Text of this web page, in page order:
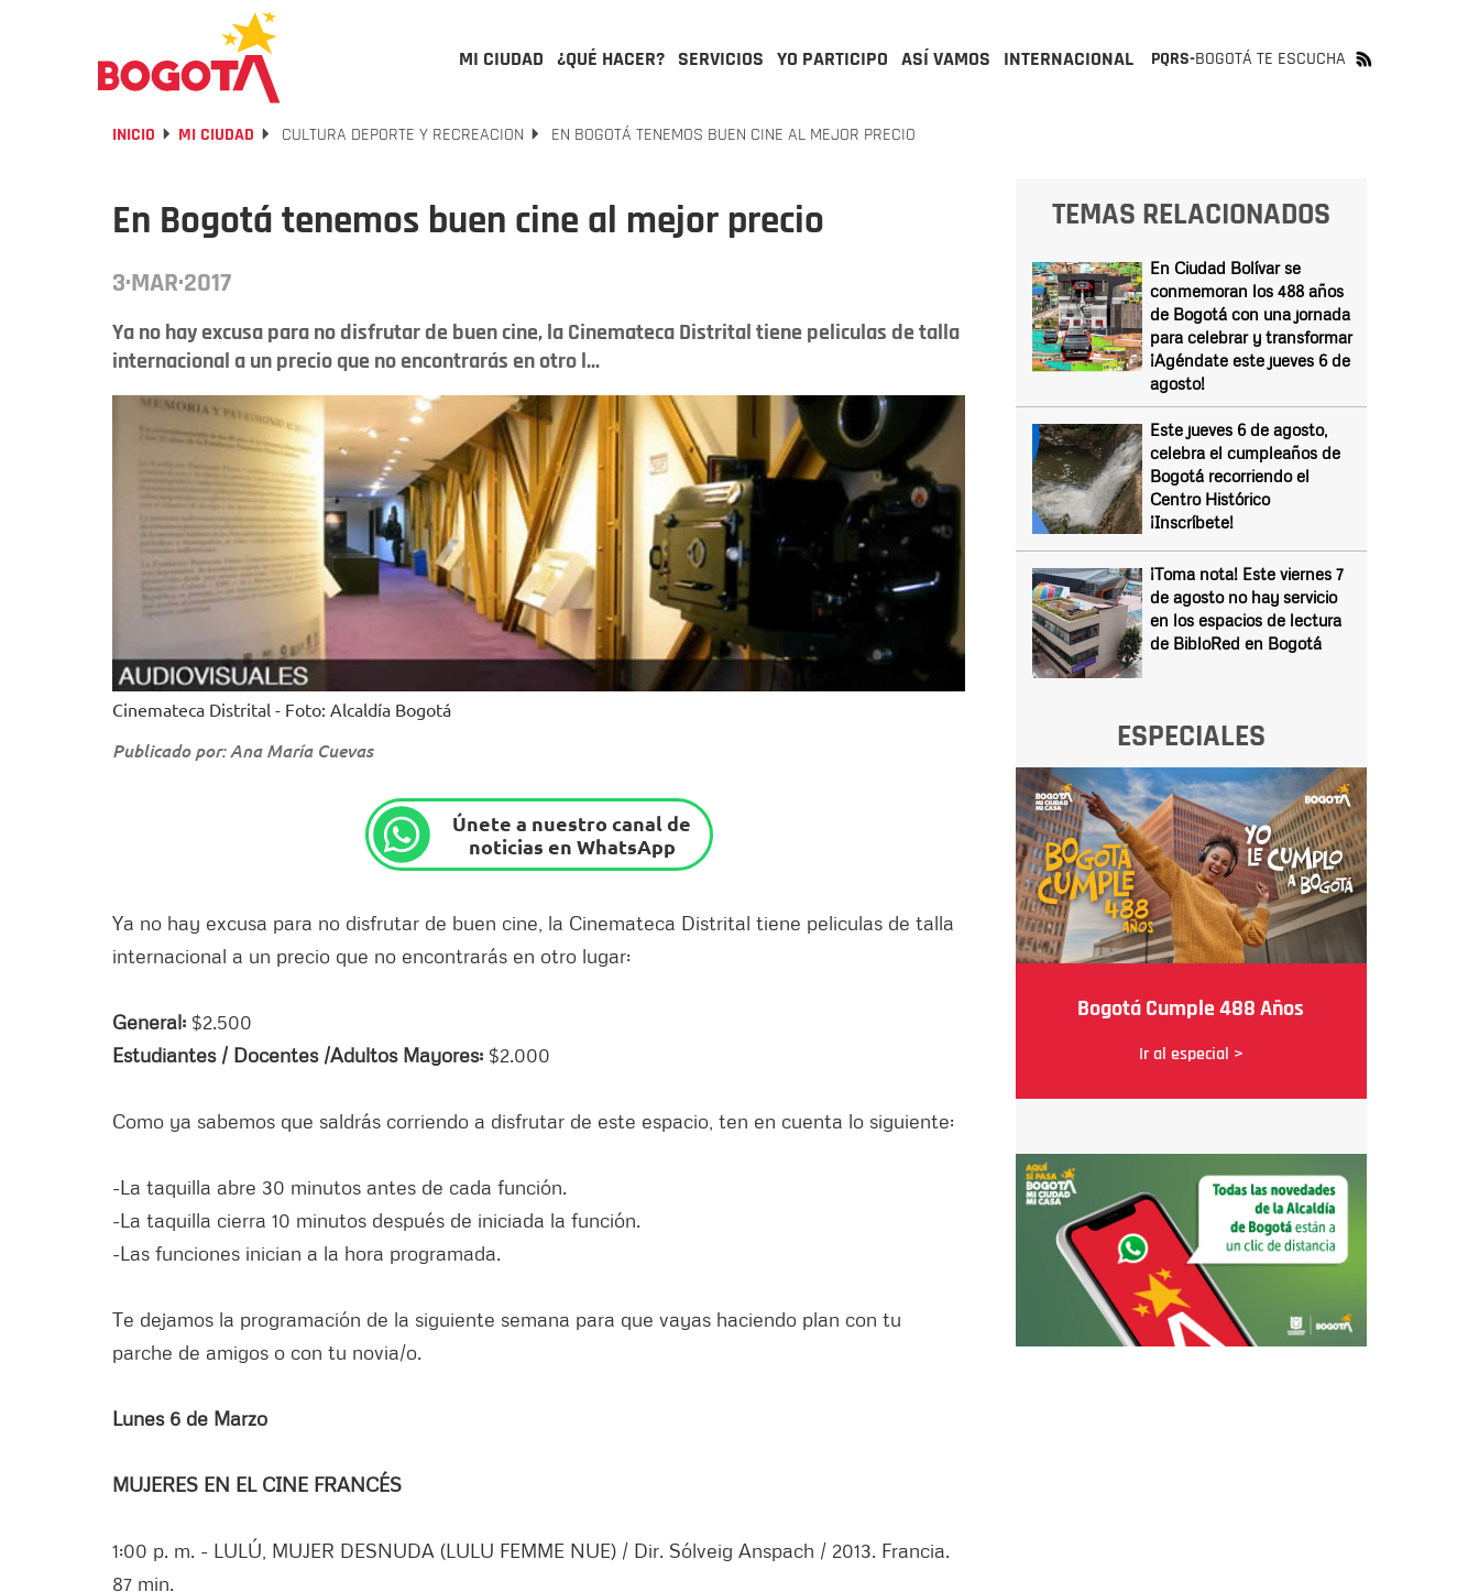
MI CIUDAD ¿QUÉ HACER? SERVICIOS YO PARTICIPO ASÍ VAMOS INTERNACIONAL PQRS-BOGOTÁ TE ESCUCHA
INICIO MI CIUDAD CULTURA DEPORTE Y RECREACION EN BOGOTÁ TENEMOS BUEN CINE AL MEJOR PRECIO
En Bogotá tenemos buen cine al mejor precio
3·MAR·2017
Ya no hay excusa para no disfrutar de buen cine, la Cinemateca Distrital tiene peliculas de talla
internacional a un precio que no encontrarás en otro l...
Cinemateca Distrital - Foto: Alcaldía Bogotá
Publicado por: Ana María Cuevas
Únete a nuestro canal de
noticias en WhatsApp
Ya no hay excusa para no disfrutar de buen cine, la Cinemateca Distrital tiene peliculas de talla
internacional a un precio que no encontrarás en otro lugar:
General: $2.500
Estudiantes / Docentes /Adultos Mayores: $2.000
Como ya sabemos que saldrás corriendo a disfrutar de este espacio, ten en cuenta lo siguiente:
-La taquilla abre 30 minutos antes de cada función.
-La taquilla cierra 10 minutos después de iniciada la función.
-Las funciones inician a la hora programada.
Te dejamos la programación de la siguiente semana para que vayas haciendo plan con tu
parche de amigos o con tu novia/o.
Lunes 6 de Marzo
MUJERES EN EL CINE FRANCÉS
1:00 p. m. - LULÚ, MUJER DESNUDA (LULU FEMME NUE) / Dir. Sólveig Anspach / 2013. Francia.
87 min.
TEMAS RELACIONADOS
En Ciudad Bolívar se
conmemoran los 488 años
de Bogotá con una jornada
para celebrar y transformar
¡Agéndate este jueves 6 de
agosto!
Este jueves 6 de agosto,
celebra el cumpleaños de
Bogotá recorriendo el
Centro Histórico
¡Inscríbete!
¡Toma nota! Este viernes 7
de agosto no hay servicio
en los espacios de lectura
de BibloRed en Bogotá
ESPECIALES
Bogotá Cumple 488 Años
Ir al especial >